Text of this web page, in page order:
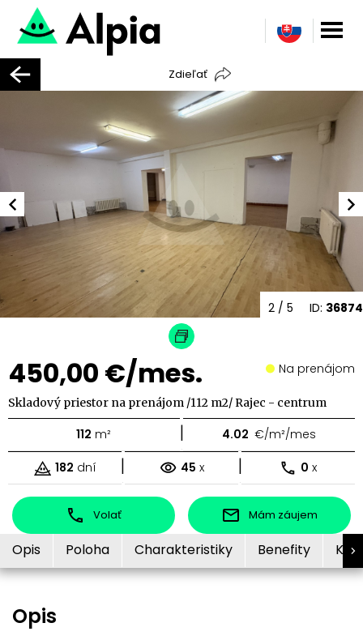
Zdieľať
ID: 36874
2 / 5
450,00 €/mes. Na prenájom
Skladový priestor na prenájom /112 m2/ Rajec - centrum
112 m² | 4.02 €/m²/mes
182 dní | 45 x | 0 x
Volať Mám záujem
Opis Poloha Charakteristiky Benefity
Opis